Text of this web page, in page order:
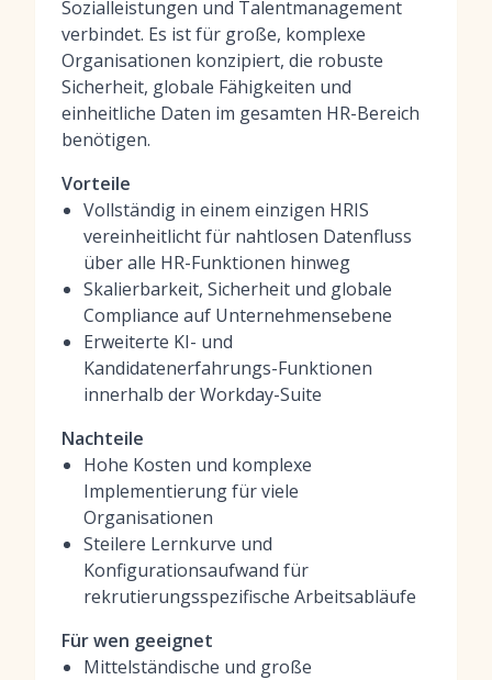
Sozialleistungen und Talentmanagement
verbindet. Es ist für große, komplexe
Organisationen konzipiert, die robuste
Sicherheit, globale Fähigkeiten und
einheitliche Daten im gesamten HR-Bereich
benötigen.
Vorteile
Vollständig in einem einzigen HRIS
vereinheitlicht für nahtlosen Datenfluss
über alle HR-Funktionen hinweg
Skalierbarkeit, Sicherheit und globale
Compliance auf Unternehmensebene
Erweiterte KI- und
Kandidatenerfahrungs-Funktionen
innerhalb der Workday-Suite
Nachteile
Hohe Kosten und komplexe
Implementierung für viele
Organisationen
Steilere Lernkurve und
Konfigurationsaufwand für
rekrutierungsspezifische Arbeitsabläufe
Für wen geeignet
Mittelständische und große